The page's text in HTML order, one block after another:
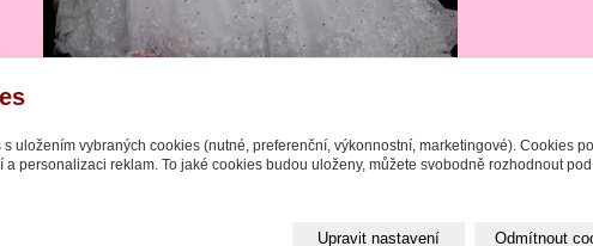
Svatební studio Forever | inPage -webové stránkys AI,doménaawebhostingu
uložením vybraných cookies (nutné, preferenční, výkonnostní, marketingové). Cookies
personalizaci reklam. To jaké cookies budou uloženy, můžete svobodně rozhodnout
Upravit nastavení Odmítnout